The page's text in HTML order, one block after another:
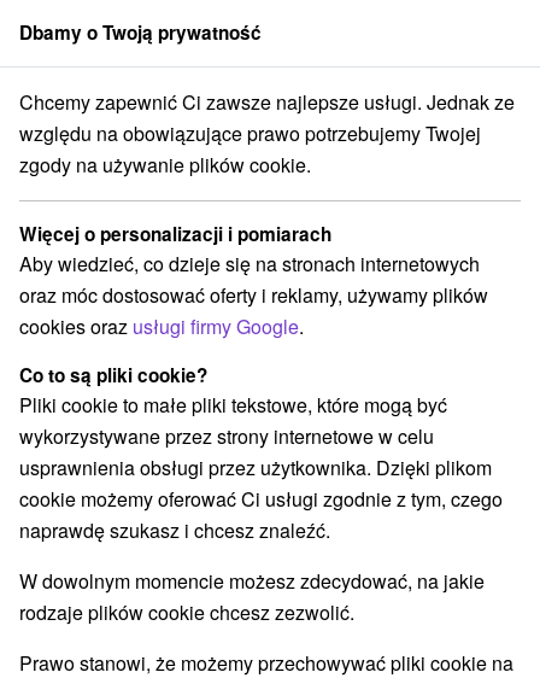
członek grupySorger
Weekend z popularnym czeskim aktorem i humorystą Mirkiem
Weekend z popularnym czeskim
aktorem i humorystą Mirkiem
Donutilem
Oferta wygasła! Wybierz poniżej z aktualnych ofert.
Spa Rimava hotel★★ ★
Uzdrowisko Číž
Przejdź do lokalizacji
8,5 doskonały·186 recenzji
Dbamy o Twoją prywatność
Chcemy zapewnić Ci zawsze najlepsze usługi. Jednak ze
względu na obowiązujące prawo potrzebujemy Twojej
zgody na używanie plików cookie.
Więcej o personalizacji i pomiarach
Aby wiedzieć, co dzieje się na stronach internetowych
oraz móc dostosować oferty i reklamy, używamy plików
cookies oraz usługi firmy Google.
Co to są pliki cookie?
Pliki cookie to małe pliki tekstowe, które mogą być
wykorzystywane przez strony internetowe w celu
usprawnienia obsługi przez użytkownika. Dzięki plikom
cookie możemy oferować Ci usługi zgodnie z tym, czego
naprawdę szukasz i chcesz znaleźć.
W dowolnym momencie możesz zdecydować, na jakie
rodzaje plików cookie chcesz zezwolić.
Prawo stanowi, że możemy przechowywać pliki cookie na